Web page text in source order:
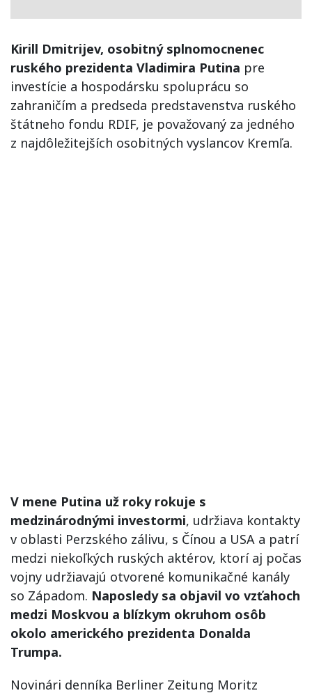
Kirill Dmitrijev, osobitný splnomocnenec
ruského prezidenta Vladimira Putina pre
investície a hospodársku spoluprácu so
zahraničím a predseda predstavenstva ruského
štátneho fondu RDIF, je považovaný za jedného
z najdôležitejších osobitných vyslancov Kremľa.
V mene Putina už roky rokuje s
medzinárodnými investormi, udržiava kontakty
v oblasti Perzského zálivu, s Čínou a USA a patrí
medzi niekoľkých ruských aktérov, ktorí aj počas
vojny udržiavajú otvorené komunikačné kanály
so Západom. Naposledy sa objavil vo vzťahoch
medzi Moskvou a blízkym okruhom osôb
okolo amerického prezidenta Donalda
Trumpa.
Novinári denníka Berliner Zeitung Moritz